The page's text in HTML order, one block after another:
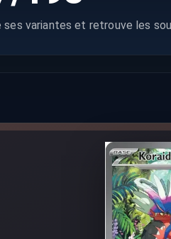
variantes et retrouve les